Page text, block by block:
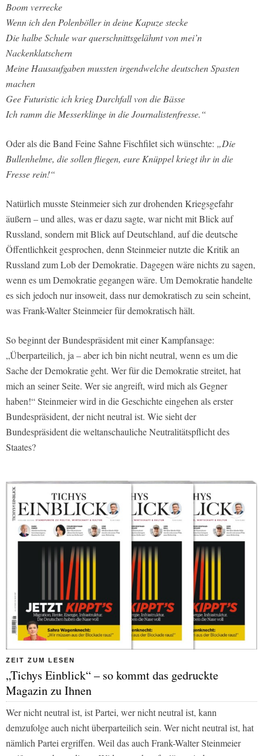
Boom verrecke
Wenn ich den Polenböller in deine Kapuze stecke
Die halbe Schule war querschnittsgelähmt von mei’n
Nackenklatschern
Meine Hausaufgaben mussten irgendwelche deutschen Spasten
machen
Gee Futuristic ich krieg Durchfall von die Bässe
Ich ramm die Messerklinge in die Journalistenfresse.“
Oder als die Band Feine Sahne Fischfilet sich wünschte: „Die
Bullenhelme, die sollen fliegen, eure Knüppel kriegt ihr in die
Fresse rein!“
Natürlich musste Steinmeier sich zur drohenden Kriegsgefahr
äußern – und alles, was er dazu sagte, war nicht mit Blick auf
Russland, sondern mit Blick auf Deutschland, auf die deutsche
Öffentlichkeit gesprochen, denn Steinmeier nutzte die Kritik an
Russland zum Lob der Demokratie. Dagegen wäre nichts zu sagen,
wenn es um Demokratie gegangen wäre. Um Demokratie handelte
es sich jedoch nur insoweit, dass nur demokratisch zu sein scheint,
was Frank-Walter Steinmeier für demokratisch hält.
So beginnt der Bundespräsident mit einer Kampfansage:
„Überparteilich, ja – aber ich bin nicht neutral, wenn es um die
Sache der Demokratie geht. Wer für die Demokratie streitet, hat
mich an seiner Seite. Wer sie angreift, wird mich als Gegner
haben!“ Steinmeier wird in die Geschichte eingehen als erster
Bundespräsident, der nicht neutral ist. Wie sieht der
Bundespräsident die weltanschauliche Neutralitätspflicht des
Staates?
ZEIT ZUM LESEN
„Tichys Einblick“ – so kommt das gedruckte
Magazin zu Ihnen
Wer nicht neutral ist, ist Partei, wer nicht neutral ist, kann
demzufolge auch nicht überparteilich sein. Wer nicht neutral ist, hat
nämlich Partei ergriffen. Weil das auch Frank-Walter Steinmeier